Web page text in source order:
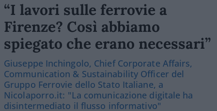
“I lavori sulle ferrovie a
Firenze? Così abbiamo
spiegato che erano necessari”
Giuseppe Inchingolo, Chief Corporate Affairs,
Communication & Sustainability Officer del
Gruppo Ferrovie dello Stato Italiane, a
Nicolaporro.it: "La comunicazione digitale ha
disintermediato il flusso informativo"